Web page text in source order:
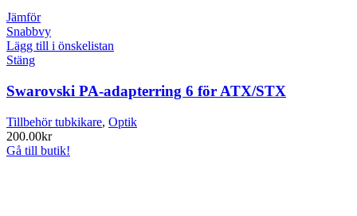
Jämför
Snabbvy
Lägg till i önskelistan
Stäng
Swarovski PA-adapterring 6 för ATX/STX
Tillbehör tubkikare, Optik
200.00kr
Gå till butik!